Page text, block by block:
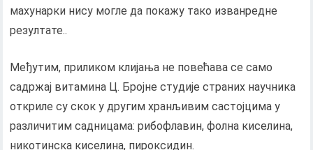
махунарки нису могле да покажу тако изванредне
резултате..
Међутим, приликом клијања не повећава се само
садржај витамина Ц. Бројне студије страних научника
откриле су скок у другим хранљивим састојцима у
различитим садницама: рибофлавин, фолна киселина,
никотинска киселина, пироксидин.